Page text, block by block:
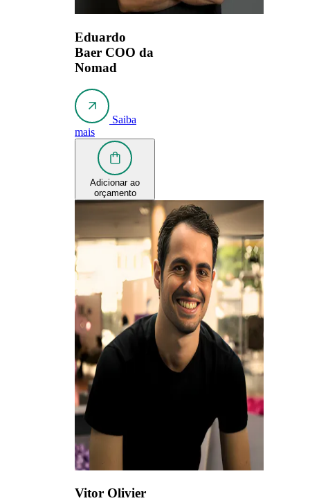
Eduardo
Baer COO da
Nomad
Saiba
mais
Adicionar ao
orçamento
Vitor Olivier